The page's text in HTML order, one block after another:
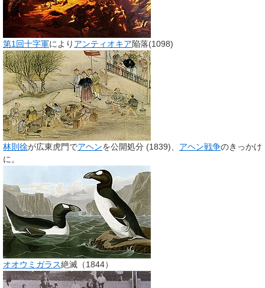
第1回十字軍により アンティオキア陥落(1098)
林則徐が広東虎門でアヘンを公開処分 (1839)、 アヘン戦争のきっかけ
に。
オオウミガラス絶滅（1844）